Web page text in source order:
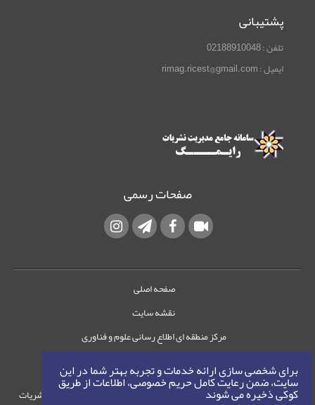
برای شخصی سازی ارائه خدمات و تجربه بهتر شما در این
سایت، ضمن رعایت کامل حریم خصوصی، اطلاعات از طریق
کوکی ذخیره می شوند
پشتیبانی
تلفن : 02188910048
ایمیل : rimag.ricest@gmail.com
صفحات رسمی
صفحه اصلی
نقشه سایت
مرکز منطقه ای اطلاع رسانی علوم و فناوری
حقوق این وب‌سایت متعلق به سامانه مدیریت نشریات